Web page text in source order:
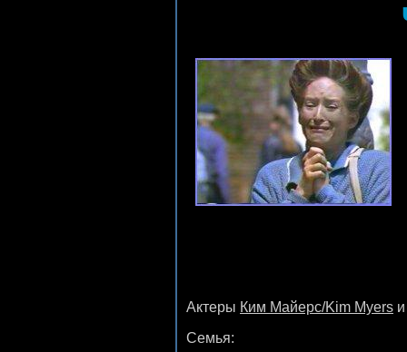
Актеры Ким Майерс/Kim Myers
Семья: